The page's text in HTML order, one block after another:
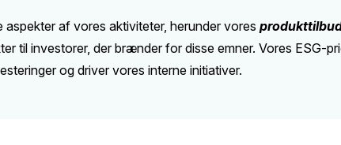
aspekter af vores aktiviteter, herunder vores
til investorer, der brænder for disse emner. Vores ESG-
og driver vores interne initiativer.